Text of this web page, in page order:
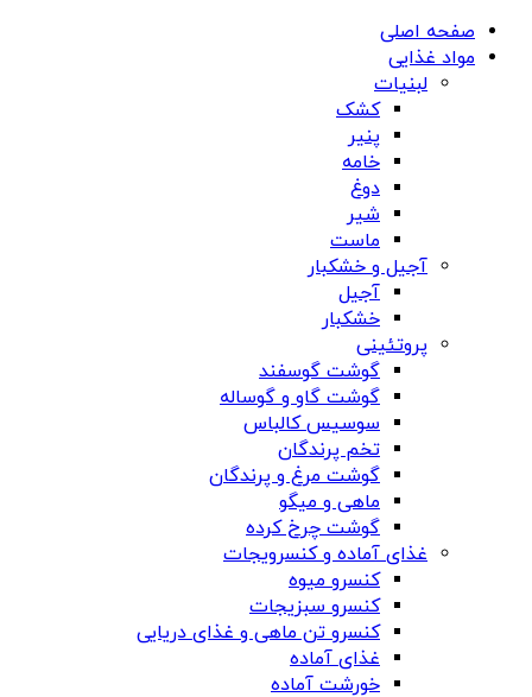
صفحه اصلی
مواد غذایی
لبنیات
کشک
پنیر
خامه
دوغ
شیر
ماست
آجیل و خشکبار
آجیل
خشکبار
پروتئینی
گوشت گوسفند
گوشت گاو و گوساله
سوسیس کالباس
تخم پرندگان
گوشت مرغ و پرندگان
ماهی و میگو
گوشت چرخ کرده
غذای آماده و کنسرویجات
کنسرو میوه
کنسرو سبزیجات
کنسرو تن ماهی و غذای دریایی
غذای آماده
خورشت آماده